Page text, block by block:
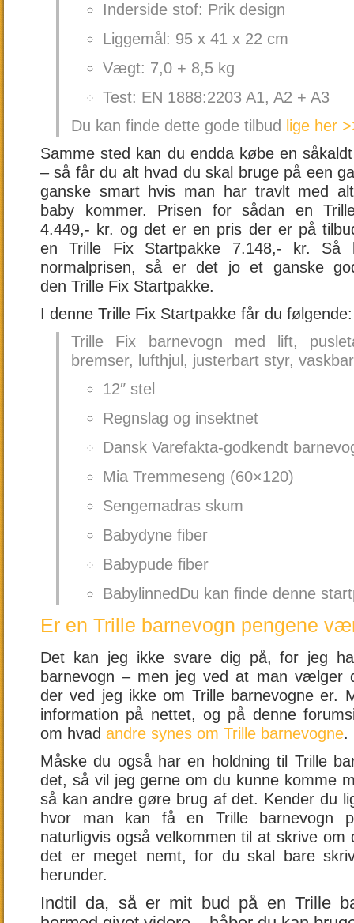
Inderside stof: Prik design
Liggemål: 95 x 41 x 22 cm
Vægt: 7,0 + 8,5 kg
Test: EN 1888:2203 A1, A2 + A3
Du kan finde dette gode tilbud
lige her
Samme sted kan du endda købe en
– så får du alt hvad du skal bruge på een
ganske smart hvis man har travlt med
baby kommer. Prisen for sådan en
4.449,- kr. og det er en pris der er på
en Trille Fix Startpakke 7.148,- kr. Så
normalprisen, så er det jo et ganske
den Trille Fix Startpakke.
I denne Trille Fix Startpakke får du følgende:
Trille Fix barnevogn med lift,
bremser, lufthjul, justerbart styr,
12″ stel
Regnslag og insektnet
Dansk Varefakta-godkendt
Mia Tremmeseng (60×120)
Sengemadras skum
Babydyne fiber
Babypude fiber
BabylinnedDu kan finde denne
Er en Trille barnevogn pengene
Det kan jeg ikke svare dig på, for jeg
barnevogn – men jeg ved at man vælger
der ved jeg ikke om Trille barnevogne er.
information på nettet, og på denne
om hvad andre synes om Trille barnevogne.
Måske du også har en holdning til Trille
det, så vil jeg gerne om du kunne komme
så kan andre gøre brug af det. Kender du
hvor man kan få en Trille barnevogn
naturligvis også velkommen til at skrive om
det er meget nemt, for du skal bare
herunder.
Indtil da, så er mit bud på en Trille